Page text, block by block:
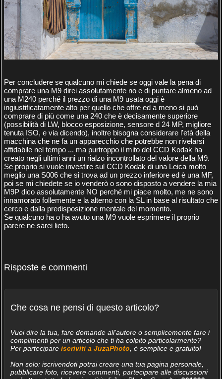
Per concludere se qualcuno mi chiede se oggi vale la pena di
comprare una M9 direi assolutamente no e di puntare almeno ad
una M240 perché il prezzo di una M9 usata oggi è
ingiustificatamente alto per quello che offre ed a meno si può
comprare di più come una 240 che è decisamente superiore
(possibilità di LW, blocco esposizione, sensore d 24 MP, migliore
tenuta ISO, e via dicendo), inoltre bisogna considerare l'età della
macchina che ne fa un apparecchio che potrebbe non rivelarsi
affidabile nel tempo ... ma purtroppo il mito del CCD Kodak ha
creato negli ultimi anni un rialzo incontrollato del valore della M9.
Se proprio si vuole investire sul CCD Kodak di una Leica molto
meglio una S006 che si trova ad un prezzo inferiore ed è una MF,
poi se mi chiedete se io venderò o sono disposto a vendere la mia
M9P dico assolutamente NO perché mi piace molto, me ne sono
innamorato follemente e la alterno con la SL in base al risultato che
cerco e dalla predisposizione mentale del momento.
Se qualcuno ha o ha avuto una M9 vuole esprimere il proprio
parere ne sarei lieto.
Risposte e commenti
Che cosa ne pensi di questo articolo?
Vuoi dire la tua, fare domande all'autore o semplicemente fare i
complimenti per un articolo che ti ha colpito particolarmente?
Per partecipare iscriviti a JuzaPhoto , è semplice e gratuito!
Non solo: iscrivendoti potrai creare una tua pagina personale,
pubblicare foto, ricevere commenti, partecipare alle discussioni